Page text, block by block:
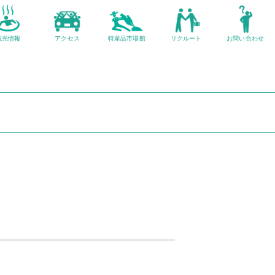
光情報 アクセス 特産品市場館 リクルート お問い合わせ